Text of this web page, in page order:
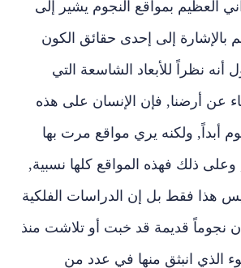
العظيم بمواقع النجوم يشير إلى
بالإشارة إلى إحدى حقائق الكون
أنه نظراً للأبعاد الشاسعة التي
عن أرضنا‏,‏ فإن الإنسان على هذه
أبدا‏ً,‏ ولكنه يري مواقع مرت بها
وعلى ذلك فهذه المواقع كلها نسبية‏,‏
هذا فقط بل إن الدراسات الفلكية
أن نجوماً قديمة قد خبت أو تلاشت منذ
الذي انبثق منها في عدد من